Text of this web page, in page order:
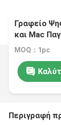
Γραφείο
και Mac
MOQ：1pc
Περιγραφή